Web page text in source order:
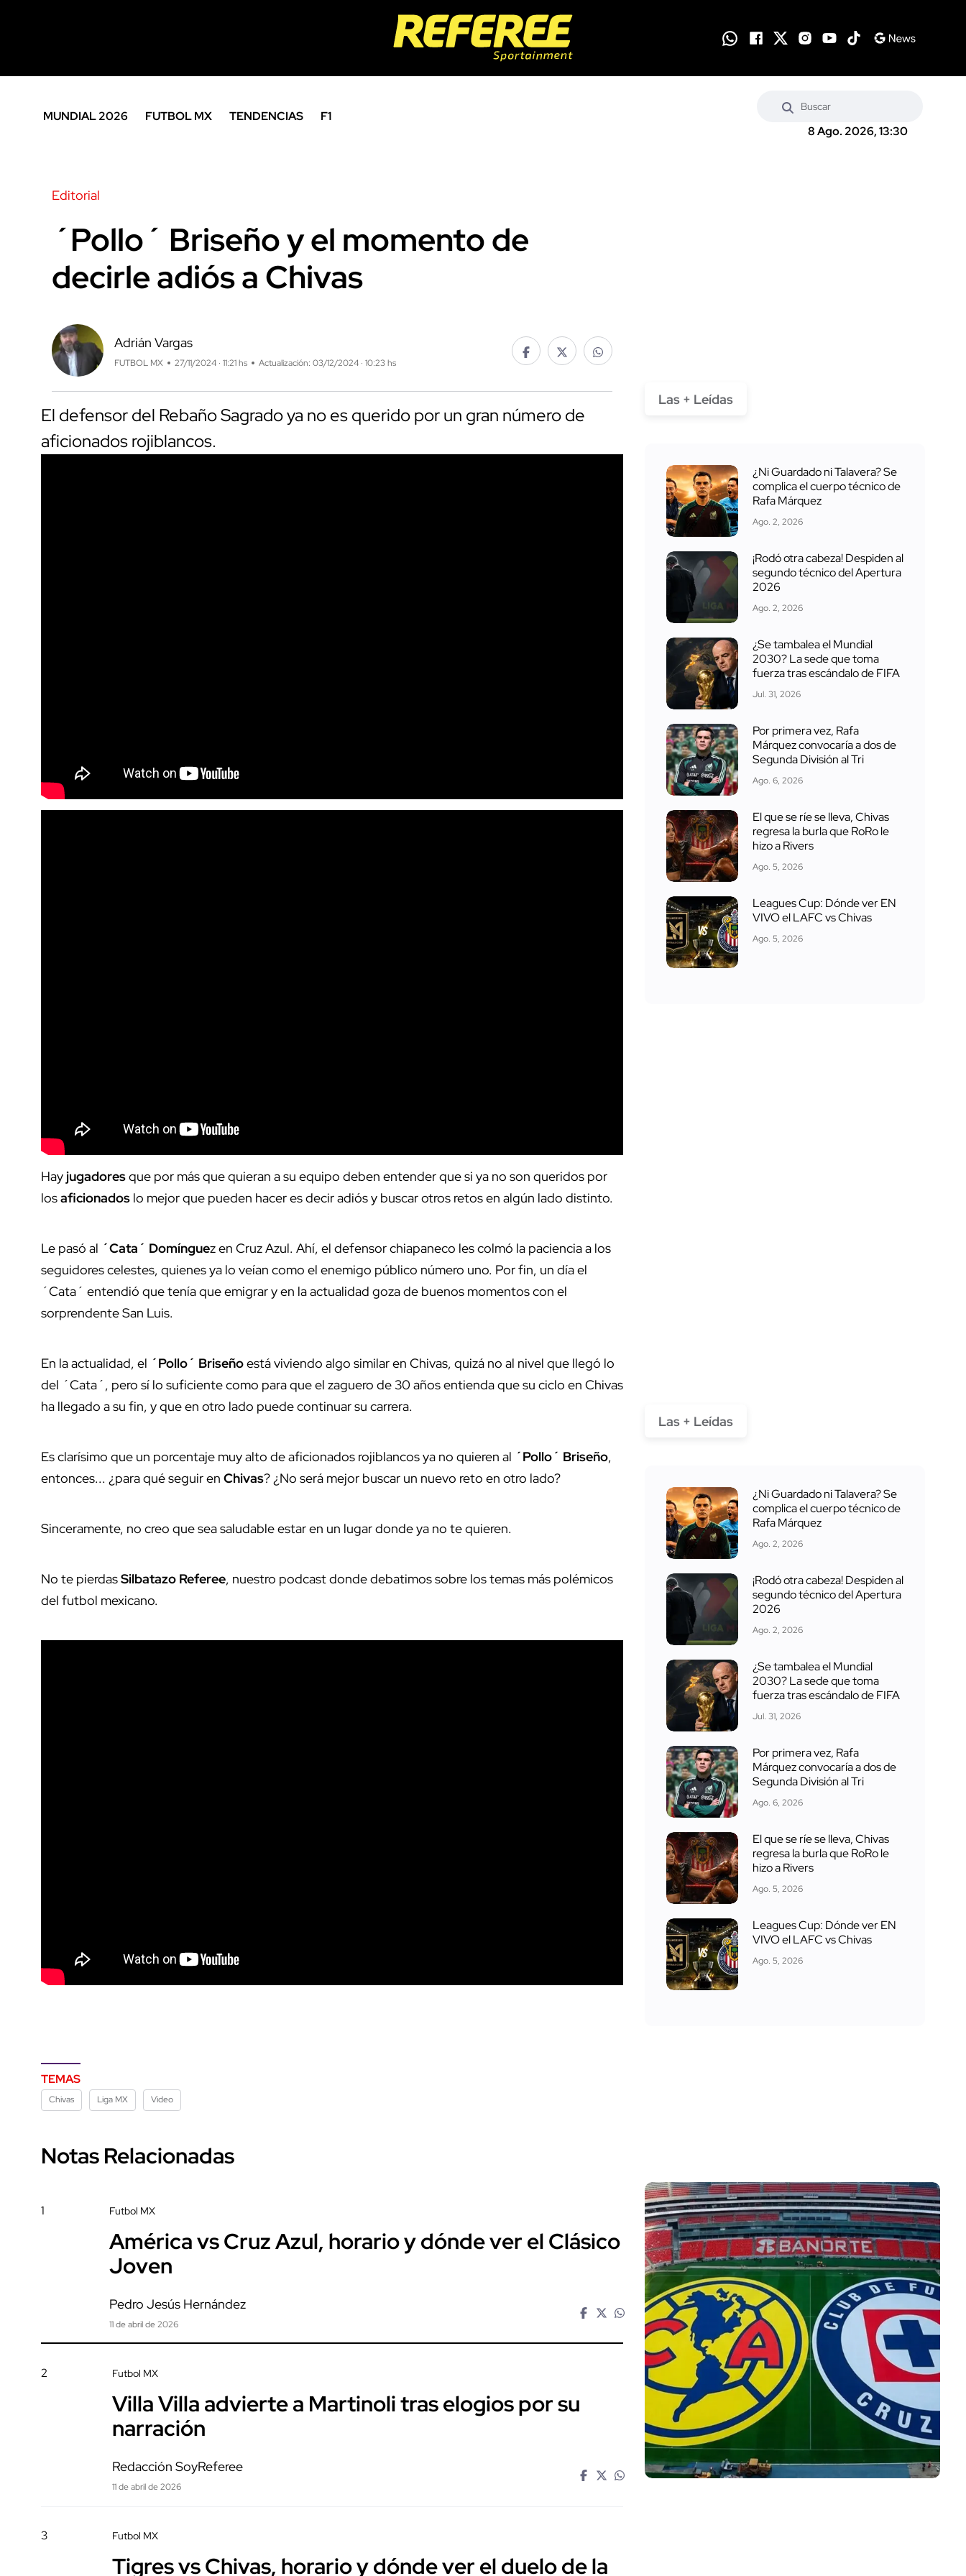
MUNDIAL 2026 FUTBOL MX TENDENCIAS
F1
8 Ago. 2026, 13:30
Editorial
´Pollo´ Briseño y el momento de
decirle adiós a Chivas
Adrián Vargas
FUTBOL MX 27/11/2024 · 11:21 hs Actualización: 03/12/2024 · 10:23 hs
El defensor del Rebaño Sagrado ya no es querido por un gran número de
aficionados rojiblancos.
Hayjugadoresque por más que quieran a su equipo deben entender que si ya no son queridos por
losaficionados lo mejor que pueden hacer es decir adiós y buscar otros retos en algún lado distinto.
Le pasó al ´Cata´ Domínguez en Cruz Azul. Ahí, el defensor chiapaneco les colmó la paciencia a los
seguidores celestes, quienes ya lo veían como el enemigo público número uno. Por fin, un día el
´Cata´ entendió que tenía que emigrar y en la actualidad goza de buenos momentos con el
sorprendente San Luis.
En la actualidad, el ´Pollo´ Briseñoestá viviendo algo similar en Chivas, quizá no al nivel que llegó lo
del ´Cata´, pero sí lo suficiente como para que el zaguero de 30 años entienda que su ciclo en Chivas
ha llegado a su fin, y que en otro lado puede continuar su carrera.
Es clarísimo que un porcentaje muy alto de aficionados rojiblancos ya no quieren al ´Pollo´ Briseño,
entonces... ¿para qué seguir en Chivas? ¿No será mejor buscar un nuevo reto en otro lado?
Sinceramente, no creo que sea saludable estar en un lugar donde ya no te quieren.
No te pierdasSilbatazo Referee, nuestro podcast donde debatimos sobre los temas más polémicos
del futbol mexicano.
TEMAS
Chivas Liga MX Video
Notas Relacionadas
1 Futbol MX
América vs Cruz Azul, horario y dónde ver el Clásico
Joven
Pedro Jesús Hernández
11 de abril de 2026
2 Futbol MX
Villa Villa advierte a Martinoli tras elogios por su
narración
Redacción SoyReferee
11 de abril de 2026
3 Futbol MX
Tigres vs Chivas, horario y dónde ver el duelo de la
Las + Leídas
¿Ni Guardado ni Talavera? Se
complica el cuerpo técnico de
Rafa Márquez
Ago. 2, 2026
¡Rodó otra cabeza! Despiden al
segundo técnico del Apertura
2026
Ago. 2, 2026
¿Se tambalea el Mundial
2030? La sede que toma
fuerza tras escándalo de FIFA
Jul. 31, 2026
Por primera vez, Rafa
Márquez convocaría a dos de
Segunda División al Tri
Ago. 6, 2026
El que se ríe se lleva, Chivas
regresa la burla que RoRo le
hizo a Rivers
Ago. 5, 2026
Leagues Cup: Dónde ver EN
VIVO el LAFC vs Chivas
Ago. 5, 2026
Las + Leídas
¿Ni Guardado ni Talavera? Se
complica el cuerpo técnico de
Rafa Márquez
Ago. 2, 2026
¡Rodó otra cabeza! Despiden al
segundo técnico del Apertura
2026
Ago. 2, 2026
¿Se tambalea el Mundial
2030? La sede que toma
fuerza tras escándalo de FIFA
Jul. 31, 2026
Por primera vez, Rafa
Márquez convocaría a dos de
Segunda División al Tri
Ago. 6, 2026
El que se ríe se lleva, Chivas
regresa la burla que RoRo le
hizo a Rivers
Ago. 5, 2026
Leagues Cup: Dónde ver EN
VIVO el LAFC vs Chivas
Ago. 5, 2026